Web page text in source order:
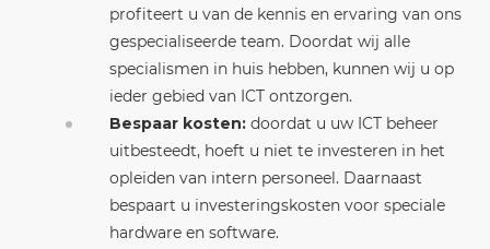
profiteert u van de kennis en ervaring van ons
gespecialiseerde team. Doordat wij alle
specialismen in huis hebben, kunnen wij u op
ieder gebied van ICT ontzorgen.
Bespaar kosten: doordat u uw ICT beheer
uitbesteedt, hoeft u niet te investeren in het
opleiden van intern personeel. Daarnaast
bespaart u investeringskosten voor speciale
hardware en software.